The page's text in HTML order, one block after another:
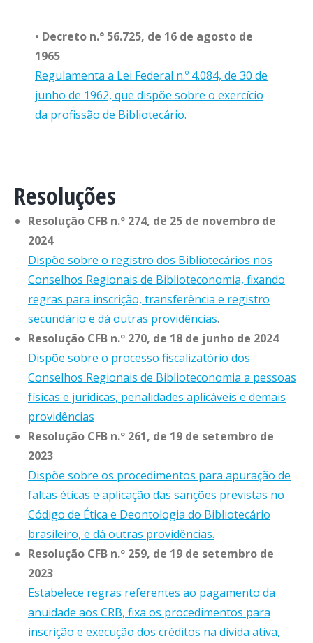
• Decreto n.° 56.725, de 16 de agosto de
1965
Regulamenta a Lei Federal n.º 4.084, de 30 de
junho de 1962, que dispõe sobre o exercício
da profissão de Bibliotecário.
Resoluções
Resolução CFB n.º 274, de 25 de novembro de
2024
Dispõe sobre o registro dos Bibliotecários nos
Conselhos Regionais de Biblioteconomia, fixando
regras para inscrição, transferência e registro
secundário e dá outras providências.
Resolução CFB n.º 270, de 18 de junho de 2024
Dispõe sobre o processo fiscalizatório dos
Conselhos Regionais de Biblioteconomia a pessoas
físicas e jurídicas, penalidades aplicáveis e demais
providências
Resolução CFB n.º 261, de 19 de setembro de
2023
Dispõe sobre os procedimentos para apuração de
faltas éticas e aplicação das sanções previstas no
Código de Ética e Deontologia do Bibliotecário
brasileiro, e dá outras providências.
Resolução CFB n.º 259, de 19 de setembro de
2023
Estabelece regras referentes ao pagamento da
anuidade aos CRB, fixa os procedimentos para
inscrição e execução dos créditos na dívida ativa,